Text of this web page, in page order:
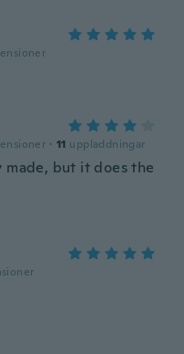
· 11 uppladdningar
made, but it does the